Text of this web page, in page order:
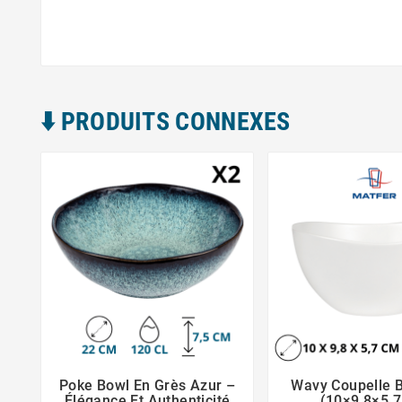
⬇️​ PRODUITS CONNEXES
  
Poke Bowl En Grès Azur –
 
Wavy Coupelle